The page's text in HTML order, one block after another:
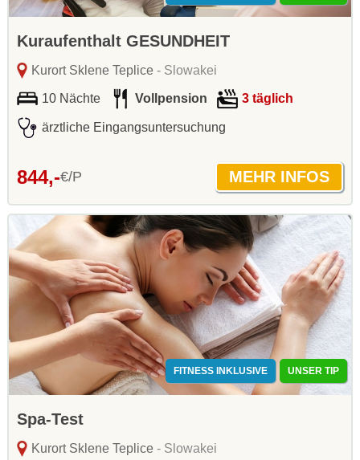
Kuraufenthalt GESUNDHEIT
Kurort Sklene Teplice- Slowakei
10 Nächte Vollpension 3 täglich
ärztliche Eingangsuntersuchung
844,-€/P
FITNESS INKLUSIVE UNSER TIP
Spa-Test
Kurort Sklene Teplice- Slowakei